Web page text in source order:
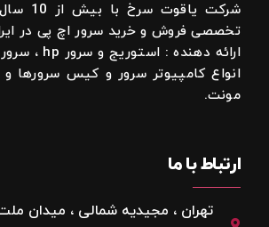
شرکت
تخصصی فروش و خرید سرور اچ پی در
انواع کامپیوتر سرور و کیس سرورها
مونت.
ارتباط با ما